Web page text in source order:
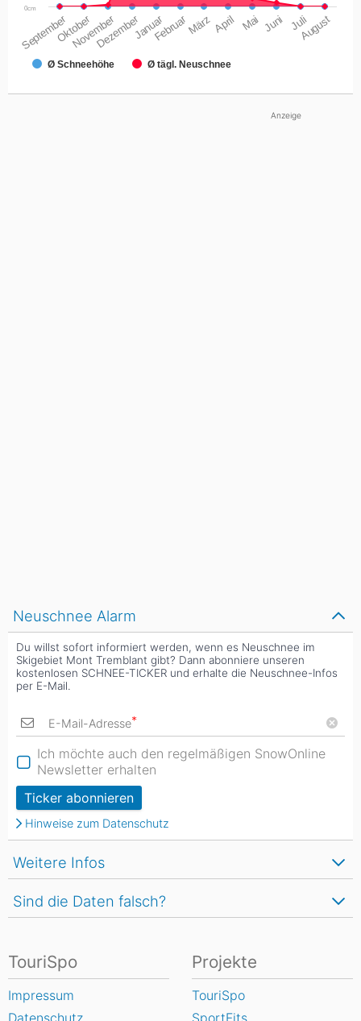
Ø Schneehöhe Ø tägl. Neuschnee
0cm
SeptemberOktober
NovemberDezemberJanuarFebruarMärz April Mai Juni JuliAugust
Neuschnee Alarm
Du willst sofort informiert werden, wenn es Neuschnee im
Skigebiet Mont Tremblant gibt? Dann abonniere unseren
kostenlosen SCHNEE-TICKER und erhalte die Neuschnee-Infos
per E-Mail.
E-Mail-Adresse*
Ich möchte auch den regelmäßigen SnowOnline
Newsletter erhalten
Ticker abonnieren
Hinweise zum Datenschutz
Weitere Infos
Sind die Daten falsch?
Anzeige
TouriSpo
Impressum
Datenschutz
Projekte
TouriSpo
SportFits